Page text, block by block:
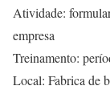
Atividade:
empresa
Treinamento:
Local: Fabrica de